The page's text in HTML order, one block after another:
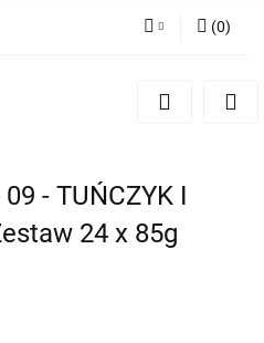
(0)
- TUŃCZYK I
24 x 85g